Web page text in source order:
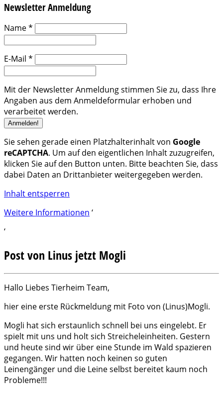
Newsletter Anmeldung
Name*
E-Mail *
Mit der Newsletter Anmeldung stimmen Sie zu, dass Ihre
Angaben aus dem Anmeldeformular erhoben und
verarbeitet werden.
Sie sehen gerade einen Platzhalterinhalt von Google
reCAPTCHA. Um auf den eigentlichen Inhalt zuzugreifen,
klicken Sie auf den Button unten. Bitte beachten Sie, dass
dabei Daten an Drittanbieter weitergegeben werden.
Inhalt entsperren
Weitere Informationen ‘
‘
Post von Linus jetzt Mogli
Hallo Liebes Tierheim Team,
hier eine erste Rückmeldung mit Foto von (Linus)Mogli.
Mogli hat sich erstaunlich schnell bei uns eingelebt. Er
spielt mit uns und holt sich Streicheleinheiten. Gestern
und heute sind wir über eine Stunde im Wald spazieren
gegangen. Wir hatten noch keinen so guten
Leinengänger und die Leine selbst bereitet kaum noch
Probleme!!!